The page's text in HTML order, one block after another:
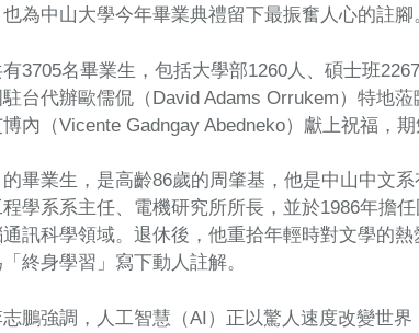
為中山大學今年畢業典禮留下最振奮人心的註腳
3705名畢業生，包括大學部1260人、碩士班
台代辦歐儒侃（David Adams Orrukem）特地
內（Vicente Gadngay Abedneko）獻上祝福，期
畢業生，是高齡86歲的周肇基，他是中山中文
學系系主任、電機研究所所長，並於1986年擔
訊科學領域。退休後，他重拾年輕時對文學的
終身學習」寫下動人註解。
鵬強調，人工智慧（AI）正以驚人速度改變世